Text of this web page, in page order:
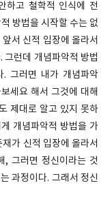
하고 철학적 인식에 전
방법을 시작할 수는 없
서 신적 입장에 올라서
그런데 개념파악적 방법
. 그러면 내가 개념파악
세요 해서 그것에 대해
제대로 알고 있지 못하
개념파악적 방법을 가
가 신적 입장에 올라서
, 그러면 정신이라는 것
과정이다. 그래서 정신